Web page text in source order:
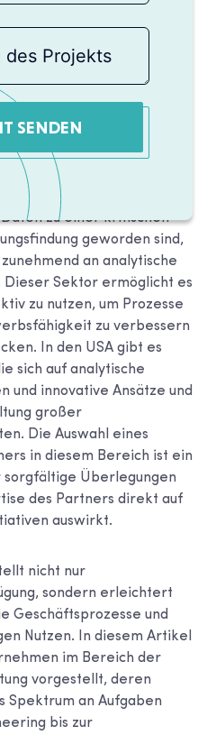
SENDEN
zu einer kritischen
geworden sind,
an analytische
Sektor ermöglicht es
zu nutzen, um Prozesse
zu verbessern
In den USA gibt es
sich auf analytische
und innovative Ansätze und
großer
Die Auswahl eines
in diesem Bereich ist ein
Überlegungen
des Partners direkt auf
auswirkt.
nicht nur
sondern erleichtert
Geschäftsprozesse und
Nutzen. In diesem Artikel
im Bereich der
vorgestellt, deren
Spektrum an Aufgaben
bis zur